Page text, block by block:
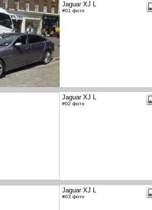
Jaguar XJ L
#01 фото
Jaguar XJ L
#02 фото
Jaguar XJ L
#03 фото